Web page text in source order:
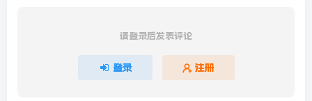
请登录后发表评论
登录 注册